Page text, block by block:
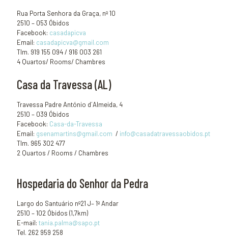
Rua Porta Senhora da Graça, nº 10
2510 – 053 Óbidos
Facebook: casadapicva
Email: casadapicva@gmail.com
Tlm. 919 155 094 / 916 003 261
4 Quartos/ Rooms/ Chambres
Casa da Travessa (AL)
Travessa Padre António d´Almeida, 4
2510 – 039 Óbidos
Facebook: Casa-da-Travessa
Email: gsenamartins@gmail.com / info@casadatravessaobidos.pt
Tlm. 965 302 477
2 Quartos / Rooms / Chambres
Hospedaria do Senhor da Pedra
Largo do Santuário nº21 J– 1º Andar
2510 – 102 Óbidos (1,7km)
E-mail: tania.palma@sapo.pt
Tel. 262 959 258